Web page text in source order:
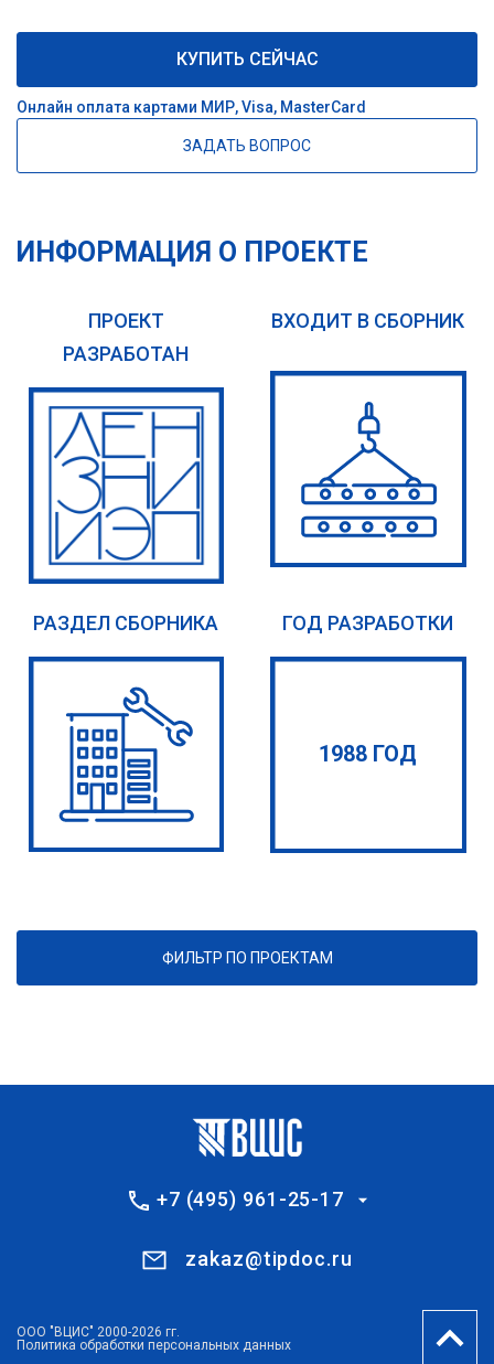
КУПИТЬ СЕЙЧАС
Онлайн оплата картами МИР, Visa, MasterCard
ЗАДАТЬ ВОПРОС
ИНФОРМАЦИЯ О ПРОЕКТЕ
ПРОЕКТ
РАЗРАБОТАН
ВХОДИТ В СБОРНИК
РАЗДЕЛ СБОРНИКА ГОД РАЗРАБОТКИ
1988 ГОД
ФИЛЬТР ПО ПРОЕКТАМ
+7 (495) 961-25-17
zakaz@tipdoc.ru
ООО "ВЦИС" 2000-2026 гг.
Политика обработки персональных данных